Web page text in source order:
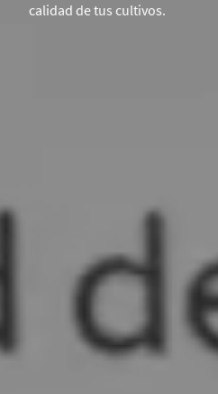
calidad de tus cultivos.